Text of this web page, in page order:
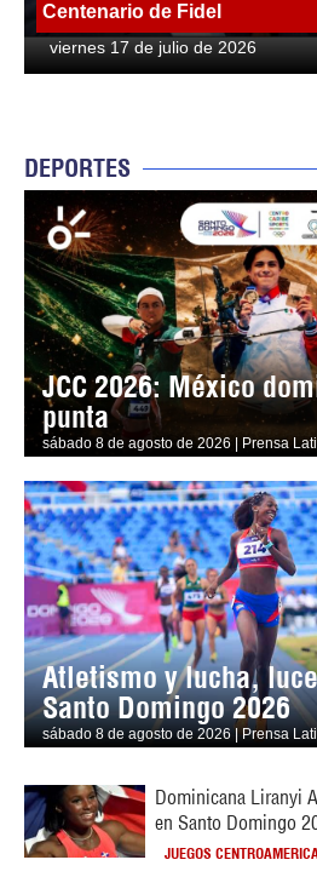
Centenario de Fidel
viernes 17 de julio de 2026
DEPORTES
JCC 2026: México
punta
sábado 8 de agosto de 2026 | Prensa
Atletismo y lucha,
Santo Domingo 2026
sábado 8 de agosto de 2026 | Prensa
Dominicana Liranyi
en Santo Domingo
JUEGOS